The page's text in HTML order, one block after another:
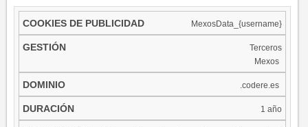
MexosData_{username}
Terceros
Mexos​​
.codere.es​
1 año